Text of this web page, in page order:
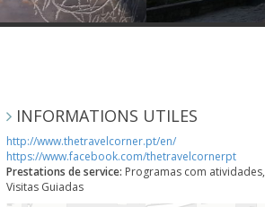
INFORMATIONS UTILES
http://www.thetravelcorner.pt/en/
https://www.facebook.com/thetravelcornerpt
Prestations de service: Programas com atividades,
Visitas Guiadas